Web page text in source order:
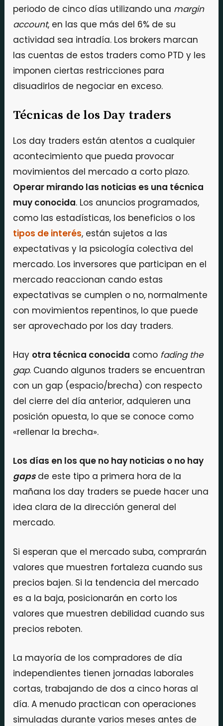
periodo de cinco días utilizando una margin
account, en las que más del 6% de su
actividad sea intradía. Los brokers marcan
las cuentas de estos traders como PTD y les
imponen ciertas restricciones para
disuadirlos de negociar en exceso.
Técnicas de los Day traders
Los day traders están atentos a cualquier
acontecimiento que pueda provocar
movimientos del mercado a corto plazo.
Operar mirando las noticias es una técnica
muy conocida. Los anuncios programados,
como las estadísticas, los beneficios o los
tipos de interés, están sujetos a las
expectativas y la psicología colectiva del
mercado. Los inversores que participan en el
mercado reaccionan cando estas
expectativas se cumplen o no, normalmente
con movimientos repentinos, lo que puede
ser aprovechado por los day traders.
Hay otra técnica conocida como fading the
gap. Cuando algunos traders se encuentran
con un gap (espacio/brecha) con respecto
del cierre del día anterior, adquieren una
posición opuesta, lo que se conoce como
«rellenar la brecha».
Los días en los que no hay noticias o no hay
gapsde este tipo a primera hora de la
mañana los day traders se puede hacer una
idea clara de la dirección general del
mercado.
Si esperan que el mercado suba, comprarán
valores que muestren fortaleza cuando sus
precios bajen. Si la tendencia del mercado
es a la baja, posicionarán en corto los
valores que muestren debilidad cuando sus
precios reboten.
La mayoría de los compradores de día
independientes tienen jornadas laborales
cortas, trabajando de dos a cinco horas al
día. A menudo practican con operaciones
simuladas durante varios meses antes de